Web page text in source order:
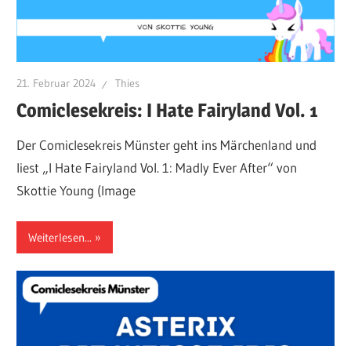
21. Februar 2024 Thies
Comiclesekreis: I Hate Fairyland Vol. 1
Der Comiclesekreis Münster geht ins Märchenland und
liest „I Hate Fairyland Vol. 1: Madly Ever After“ von
Skottie Young (Image
Weiterlesen...